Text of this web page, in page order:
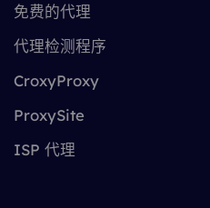
免费的代理
代理检测程序
CroxyProxy
ProxySite
ISP 代理